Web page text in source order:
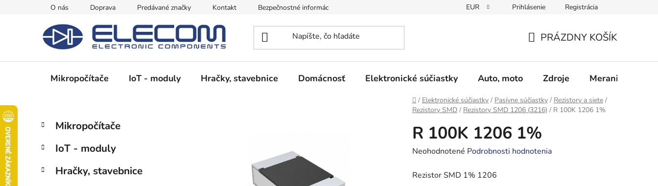
O nás Doprava Predávané značky Kontakt Bezpečnostné informácie Obchodné podmienky Podmienky ochrany osobných údajov
EUR Prihlásenie Registrácia
KOŠÍK
PRÁZDNY KOŠÍK
Mikropočítače IoT - moduly Hračky, stavebnice Domácnosť Elektronické súčiastky Auto, moto Zdroje Meranie -
Domov
/ Elektronické súčiastky / Pasívne súčiastky / Rezistory a siete /
Rezistory SMD / Rezistory SMD 1206 (3216) / R 100K 1206 1%
B
č
ý
Preskočiť
kategórie
K
a
e
ó
Mikropočítače
IoT - moduly
Hračky, stavebnice
R 100K 1206 1%
Priemerné
produktu
Neohodnotené Podrobnosti hodnotenia
Rezistor SMD 1% 1206